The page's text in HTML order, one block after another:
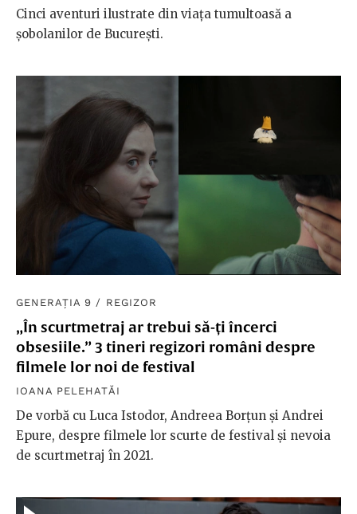
Cinci aventuri ilustrate din viața tumultoasă a
șobolanilor de București.
GENERAȚIA 9 / REGIZOR
„În scurtmetraj ar trebui să-ți încerci
obsesiile.” 3 tineri regizori români despre
filmele lor noi de festival
IOANA PELEHATĂI
De vorbă cu Luca Istodor, Andreea Borțun și Andrei
Epure, despre filmele lor scurte de festival și nevoia
de scurtmetraj în 2021.